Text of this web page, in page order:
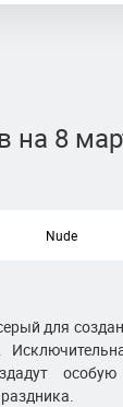
на 8
Nude
для
особую